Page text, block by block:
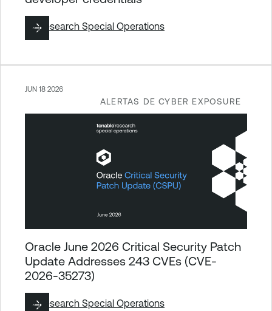
ByResearch Special Operations
ALERTAS DE CYBER EXPOSURE
JUN 18 2026
Oracle June 2026 Critical Security Patch
Update Addresses 243 CVEs (CVE-
2026-35273)
ByResearch Special Operations